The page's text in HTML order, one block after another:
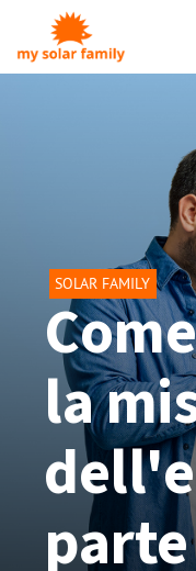
Salta al contenuto principale
SOLAR FAMILY
la